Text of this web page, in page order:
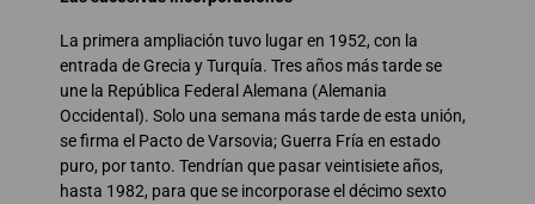
La primera ampliación tuvo lugar en 1952, con la
entrada de Grecia y Turquía. Tres años más tarde se
une la República Federal Alemana (Alemania
Occidental). Solo una semana más tarde de esta unión,
se firma el Pacto de Varsovia; Guerra Fría en estado
puro, por tanto. Tendrían que pasar veintisiete años,
hasta 1982, para que se incorporase el décimo sexto